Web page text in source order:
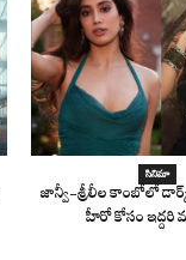
సినిమా
జాన్వీ-శ్రీలీల కాంబోలో డార్క్
హీరో కోసం ఇద్దరి